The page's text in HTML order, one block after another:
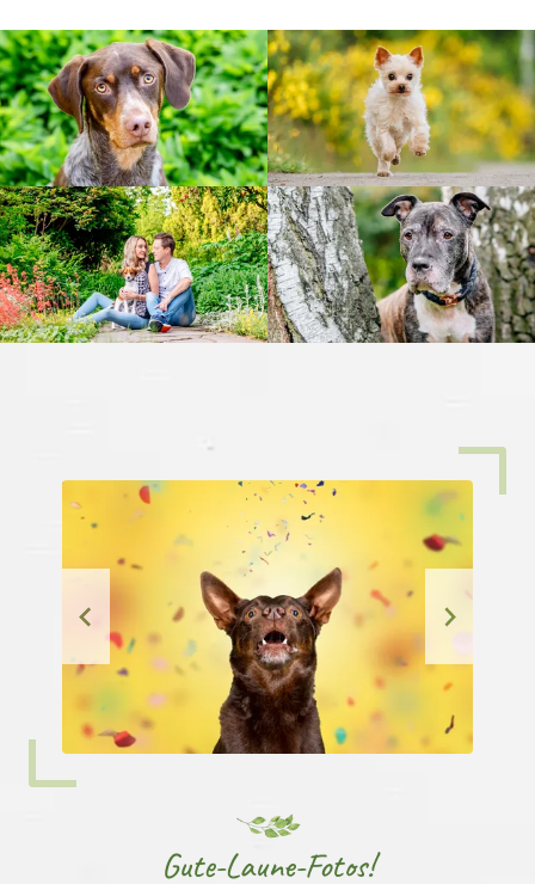
Gute-Laune-Fotos!